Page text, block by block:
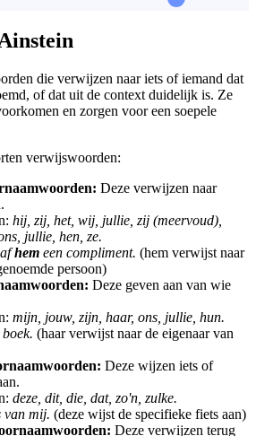
die verwijzen naar iets of iemand dat
of dat uit de context duidelijk is. Ze
en zorgen voor een soepele
verwijswoorden:
Deze verwijzen naar
hij, zij, het, wij, jullie, zij (meervoud),
jullie, hen, ze.
hem een compliment. (hem verwijst naar
persoon)
Deze geven aan van wie
mijn, jouw, zijn, haar, ons, jullie, hun.
boek. (haar verwijst naar de eigenaar van
Deze wijzen iets of
deze, dit, die, dat, zo'n, zulke.
van mij. (deze wijst de specifieke fiets aan)
Deze verwijzen terug